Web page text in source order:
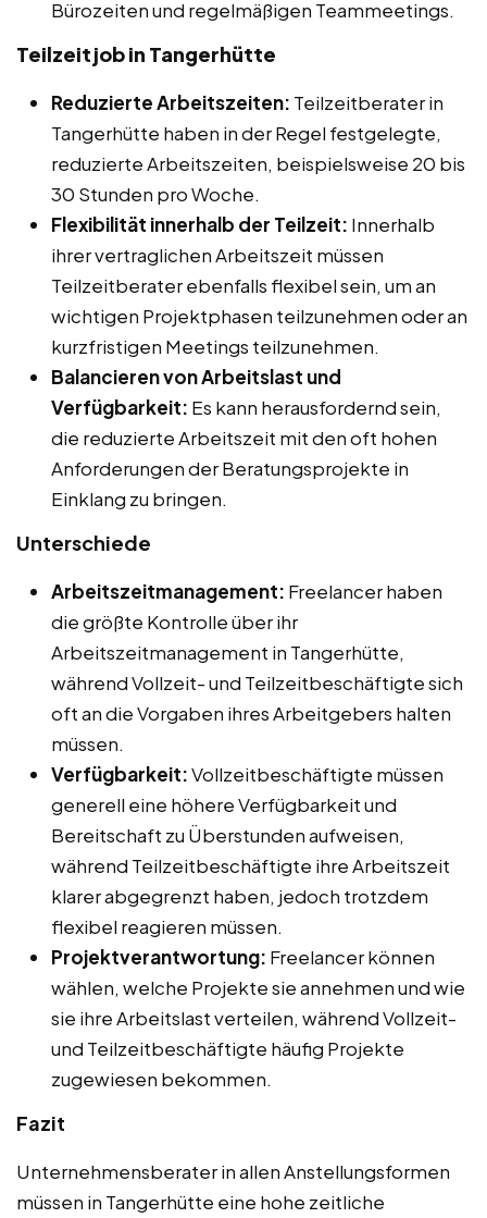
Bürozeiten und regelmäßigen Teammeetings.
Teilzeitjob in Tangerhütte
Reduzierte Arbeitszeiten: Teilzeitberater in
Tangerhütte haben in der Regel festgelegte,
reduzierte Arbeitszeiten, beispielsweise 20 bis
30 Stunden pro Woche.
Flexibilität innerhalb der Teilzeit: Innerhalb
ihrer vertraglichen Arbeitszeit müssen
Teilzeitberater ebenfalls flexibel sein, um an
wichtigen Projektphasen teilzunehmen oder an
kurzfristigen Meetings teilzunehmen.
Balancieren von Arbeitslast und
Verfügbarkeit: Es kann herausfordernd sein,
die reduzierte Arbeitszeit mit den oft hohen
Anforderungen der Beratungsprojekte in
Einklang zu bringen.
Unterschiede
Arbeitszeitmanagement: Freelancer haben
die größte Kontrolle über ihr
Arbeitszeitmanagement in Tangerhütte,
während Vollzeit- und Teilzeitbeschäftigte sich
oft an die Vorgaben ihres Arbeitgebers halten
müssen.
Verfügbarkeit:Vollzeitbeschäftigte müssen
generell eine höhere Verfügbarkeit und
Bereitschaft zu Überstunden aufweisen,
während Teilzeitbeschäftigte ihre Arbeitszeit
klarer abgegrenzt haben, jedoch trotzdem
flexibel reagieren müssen.
Projektverantwortung: Freelancer können
wählen, welche Projekte sie annehmen und wie
sie ihre Arbeitslast verteilen, während Vollzeit-
und Teilzeitbeschäftigte häufig Projekte
zugewiesen bekommen.
Fazit
Unternehmensberater in allen Anstellungsformen
müssen in Tangerhütte eine hohe zeitliche